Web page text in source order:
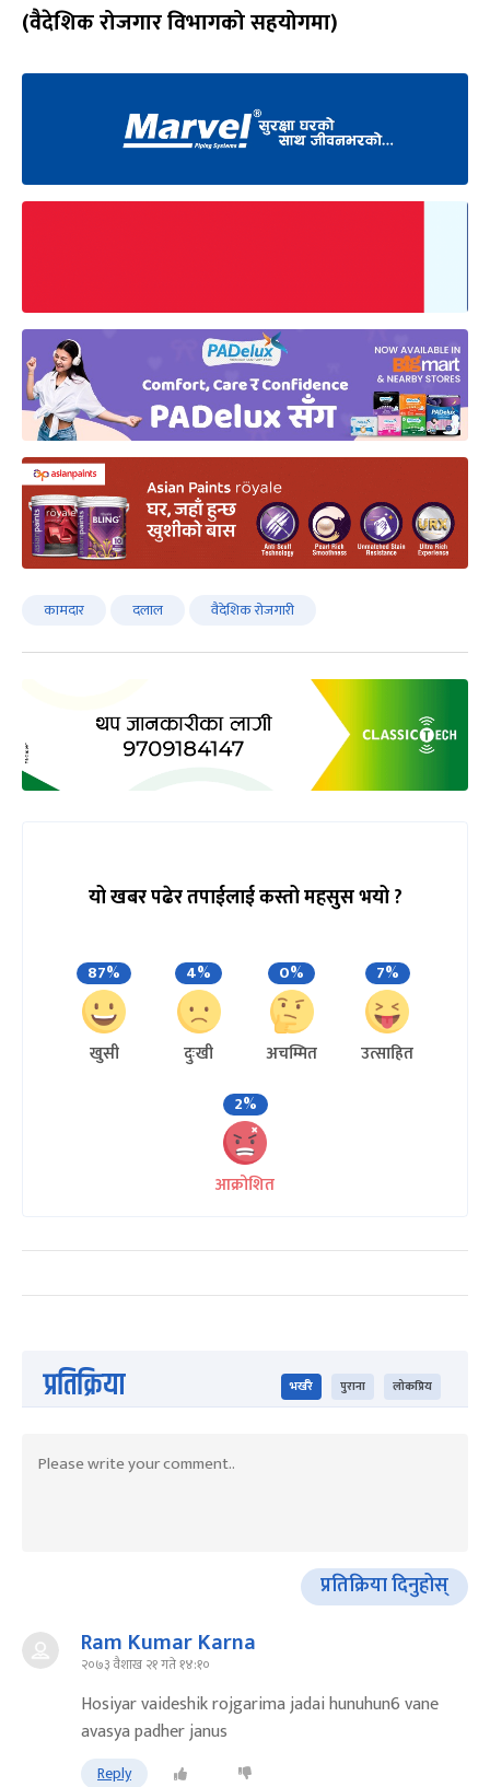
(वैदेशिक रोजगार विभागको सहयोगमा)
कामदार दलाल वैदेशिक रोजगारी
यो खबर पढेर तपाईलाई कस्तो महसुस भयो ?
87%
खुसी
4%
दुःखी
0%
अचम्मित
7%
उत्साहित
2%
आक्रोशित
प्रतिक्रिया भर्खरै पुराना लोकप्रिय
प्रतिक्रिया दिनुहोस्
Ram Kumar Karna
२०७३ वैशाख २१ गते १४:१०
Hosiyar vaideshik rojgarima jadai hunuhun6 vane
avasya padher janus
Reply